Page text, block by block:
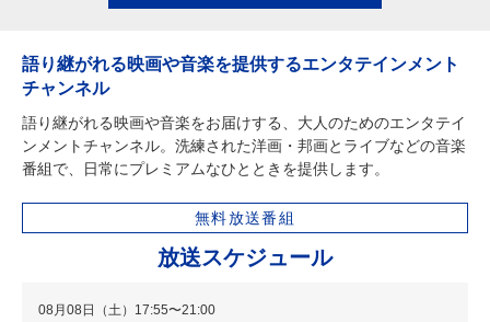
語り継がれる映画や音楽を提供するエンタテインメント
チャンネル
語り継がれる映画や音楽をお届けする、大人のためのエンタテイ
ンメントチャンネル。洗練された洋画・邦画とライブなどの音楽
番組で、日常にプレミアムなひとときを提供します。
無料放送番組
放送スケジュール
08月08日（土）17:55〜21:00